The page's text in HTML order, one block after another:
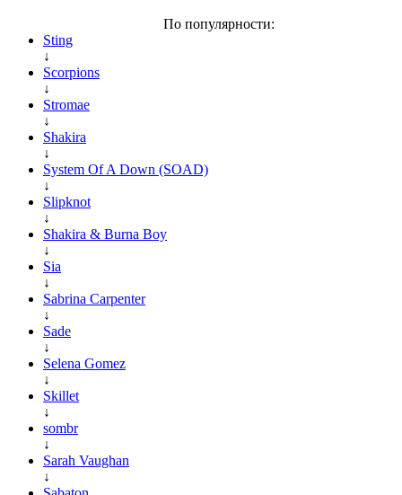
По популярности:
Sting
↓
Scorpions
↓
Stromae
↓
Shakira
↓
System Of A Down (SOAD)
↓
Slipknot
↓
Shakira & Burna Boy
↓
Sia
↓
Sabrina Carpenter
↓
Sade
↓
Selena Gomez
↓
Skillet
↓
sombr
↓
Sarah Vaughan
↓